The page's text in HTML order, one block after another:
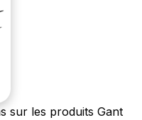
sur les produits Gant